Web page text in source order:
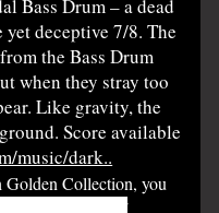
Bass Drum – a dead
deceptive 7/8. The
the Bass Drum
when they stray too
Like gravity, the
Score available
music/dark..
Collection, you